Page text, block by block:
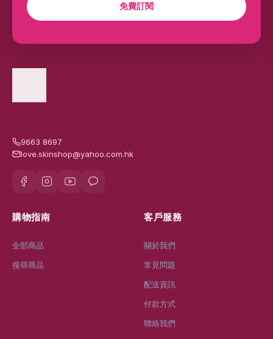
免費訂閱
9663 8697
love.skinshop@yahoo.com.hk
購物指南
全部商品
搜尋商品
客戶服務
關於我們
常見問題
配送資訊
付款方式
聯絡我們